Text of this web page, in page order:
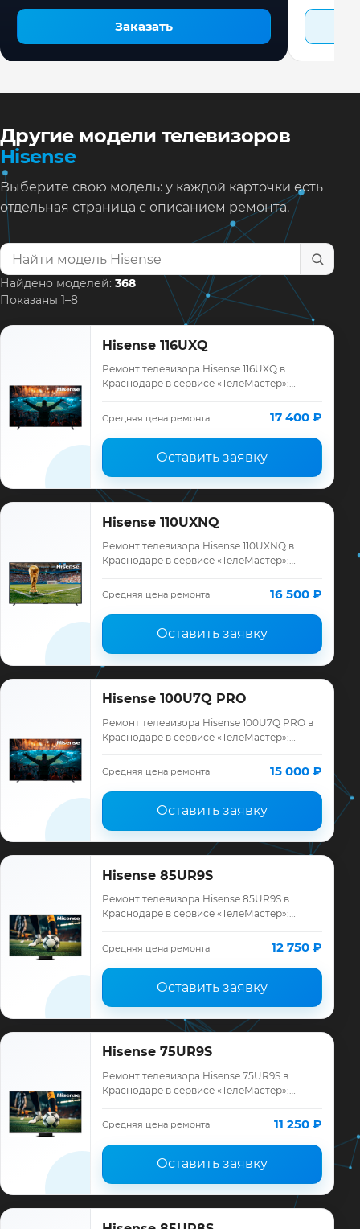
Заказать
Другие модели телевизоров
Hisense
Выберите свою модель: у каждой карточки есть
отдельная страница с описанием ремонта.
Найти модель телевизора
Найдено моделей: 368
Показаны 1–8
Hisense 116UXQ
Ремонт телевизора Hisense 116UXQ в
Краснодаре в сервисе «ТелеМастер»:
ремонта, запчасти и гарантия до 12
месяцев.
Средняя цена ремонта 17 400 ₽
Оставить заявку
Hisense 110UXNQ
Ремонт телевизора Hisense 110UXNQ в
Краснодаре в сервисе «ТелеМастер»:
ремонта, запчасти и гарантия до 12
Средняя цена ремонта 16 500 ₽
Оставить заявку
Hisense 100U7Q PRO
Ремонт телевизора Hisense 100U7Q PRO в
Краснодаре в сервисе «ТелеМастер»:
ремонта, запчасти и гарантия до 12
месяцев.
Средняя цена ремонта 15 000 ₽
Оставить заявку
Hisense 85UR9S
Ремонт телевизора Hisense 85UR9S в
Краснодаре в сервисе «ТелеМастер»:
ремонта, запчасти и гарантия до 12
месяцев.
Средняя цена ремонта 12 750 ₽
Оставить заявку
Hisense 75UR9S
Ремонт телевизора Hisense 75UR9S в
Краснодаре в сервисе «ТелеМастер»:
ремонта, запчасти и гарантия до 12
месяцев.
Средняя цена ремонта 11 250 ₽
Оставить заявку